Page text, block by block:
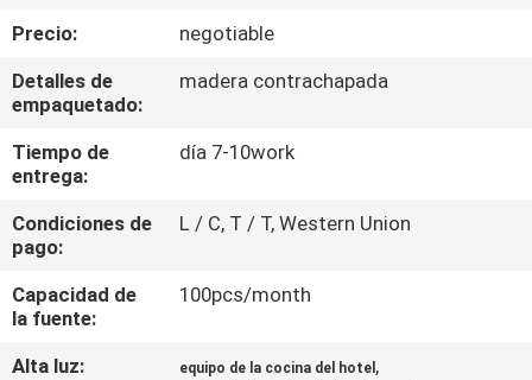
CONTROL
DE
CALIDAD
EN
CONTACTO
CON
Precio:
negotiable
Detalles de
empaquetado:
madera contrachapada
Tiempo de
entrega:
día 7-10work
Condiciones de
pago:
L / C, T / T, Western Union
Capacidad de
la fuente:
100pcs/month
Alta luz: equipo de la cocina del hotel ,